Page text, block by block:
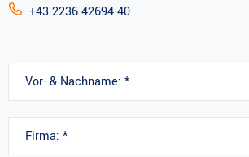
+43 2236 42694-40